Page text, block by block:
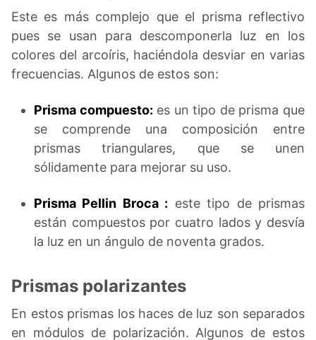
Este es más complejo que el prisma reflectivo
pues se usan para descomponerla luz en los
colores del arcoíris, haciéndola desviar en varias
frecuencias. Algunos de estos son:
Prisma compuesto: es un tipo de prisma que
se comprende una composición entre
prismas triangulares, que se unen
sólidamente para mejorar su uso.
Prisma Pellin Broca : este tipo de prismas
están compuestos por cuatro lados y desvía
la luz en un ángulo de noventa grados.
Prismas polarizantes
En estos prismas los haces de luz son separados
en módulos de polarización. Algunos de estos